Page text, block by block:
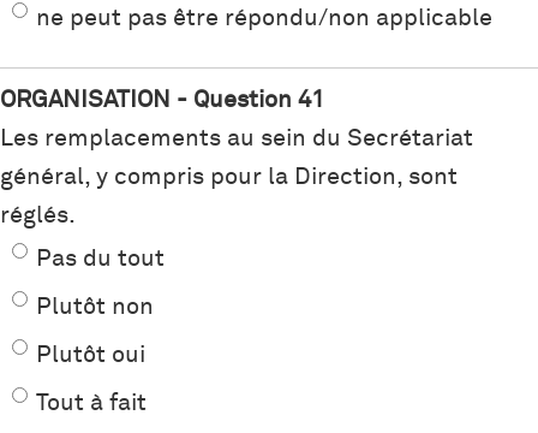
ne peut pas être répondu/non applicable
ORGANISATION - Question 41
Les remplacements au sein du Secrétariat
général, y compris pour la Direction, sont
réglés.
Pas du tout
Plutôt non
Plutôt oui
Tout à fait